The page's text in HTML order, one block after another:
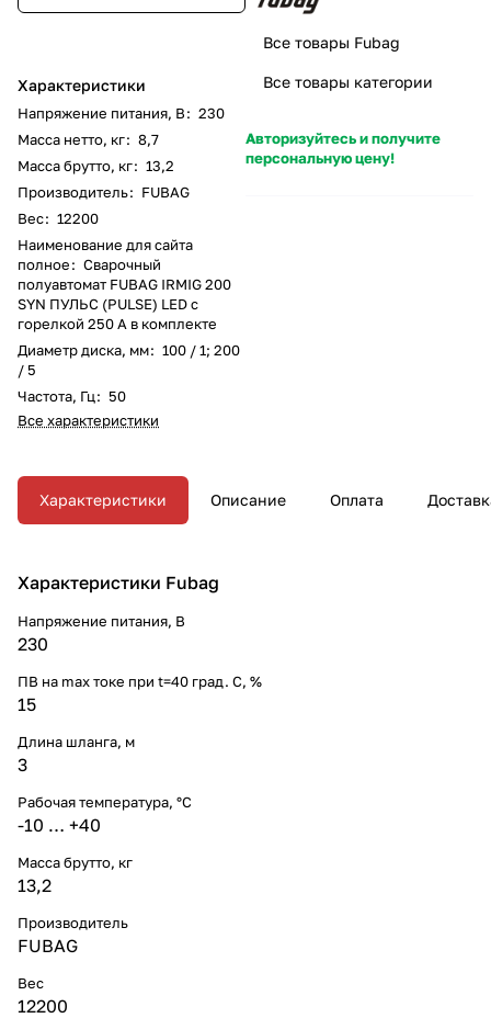
Характеристики
Напряжение питания, В: 230
Масса нетто, кг: 8,7
Масса брутто, кг: 13,2
Производитель: FUBAG
Вес: 12200
Наименование для сайта
полное: Сварочный
полуавтомат FUBAG IRMIG 200
SYN ПУЛЬС (PULSE) LED с
горелкой 250 А в комплекте
Диаметр диска, мм: 100 / 1; 200
/ 5
Частота, Гц: 50
Все характеристики
Все товары Fubag
Все товары категории
Авторизуйтесь и получите
персональную цену!
Характеристики Описание Оплата
Характеристики Fubag
Напряжение питания, В
230
ПВ на max токе при t=40 град. С, %
15
Длина шланга, м
3
Рабочая температура, °C
-10 … +40
Масса брутто, кг
13,2
Производитель
FUBAG
Вес
12200